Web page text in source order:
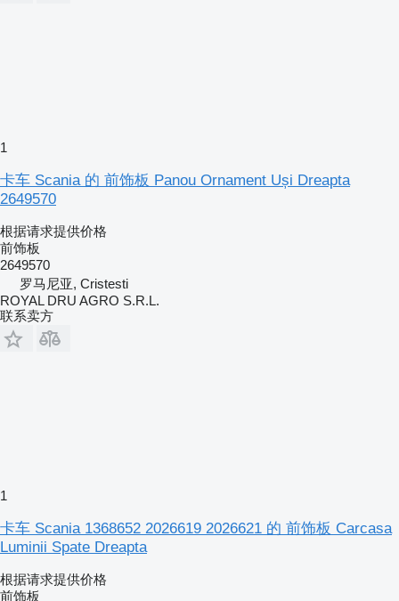
1
卡车 Scania 的 前饰板 Panou Ornament Uși Dreapta
2649570
根据请求提供价格
前饰板
2649570
罗马尼亚, Cristesti
ROYAL DRU AGRO S.R.L.
联系卖方
1
卡车 Scania 1368652 2026619 2026621 的 前饰板 Carcasa
Luminii Spate Dreapta
根据请求提供价格
前饰板